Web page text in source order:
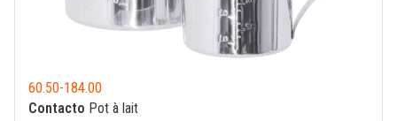
60.50-184.00
Contacto Pot à lait